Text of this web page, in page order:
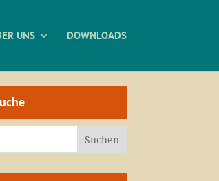
UNS DOWNLOADS